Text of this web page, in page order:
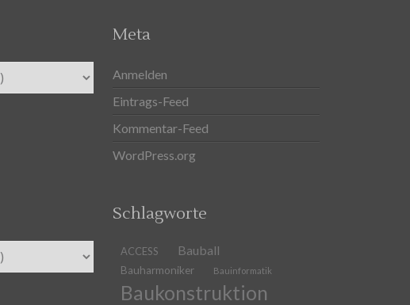
Meta
Anmelden
Eintrags-Feed
Kommentar-Feed
WordPress.org
Schlagworte
ACCESS Bauball
Bauharmoniker Bauinformatik
Baukonstruktion